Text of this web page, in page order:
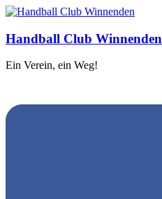
Handball Club Winnenden
Ein Verein, ein Weg!